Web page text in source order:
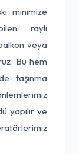
minimize
raylı
veya
Bu hem
taşınma
yapılır ve